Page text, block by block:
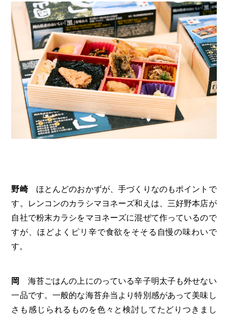
野崎ほとんどのおかずが、手づくりなのもポイントで
す。レンコンのカラシマヨネーズ和えは、三好野本店が
自社で粉末カラシをマヨネーズに混ぜて作っているので
すが、ほどよくピリ辛で食欲をそそる自慢の味わいで
す。
岡
海苔ごはんの上にのっている辛子明太子も外せない
一品です。一般的な海苔弁当より特別感があって美味し
さも感じられるものを色々と検討してたどりつきまし